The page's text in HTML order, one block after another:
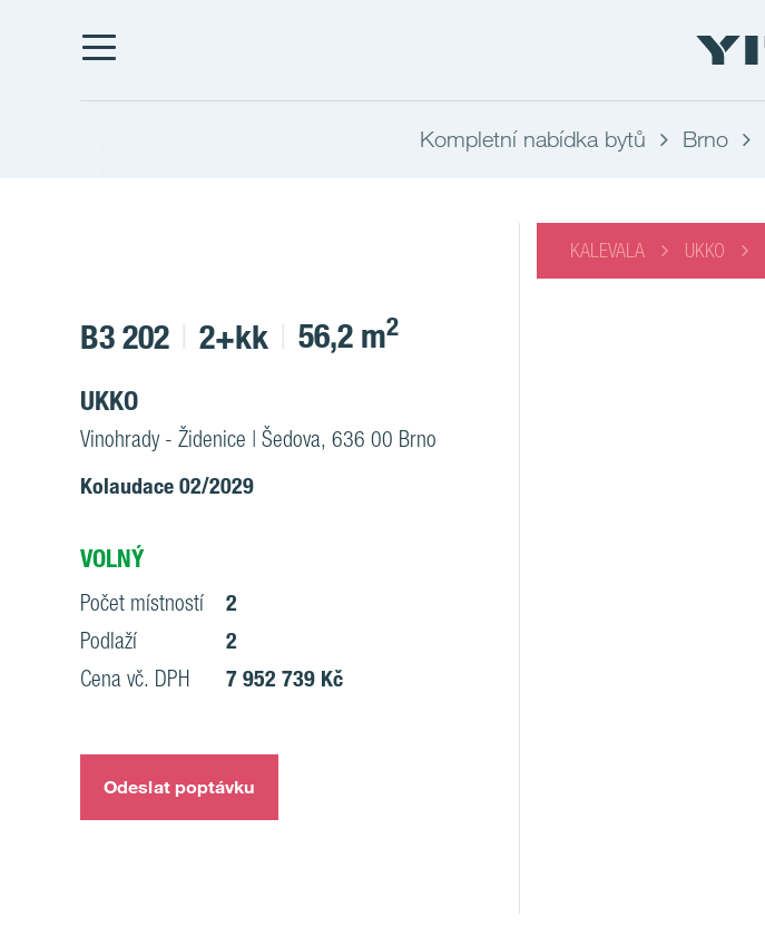
Kompletní nabídka bytů Brno
KALEVALA UKKO
B3 202 2+kk 56,2 m2
UKKO
Vinohrady - Židenice | Šedova, 636 00 Brno
Kolaudace 02/2029
VOLNÝ
Počet místností
2
Podlaží
2
Cena vč. DPH
7 952 739 Kč
Odeslat poptávku